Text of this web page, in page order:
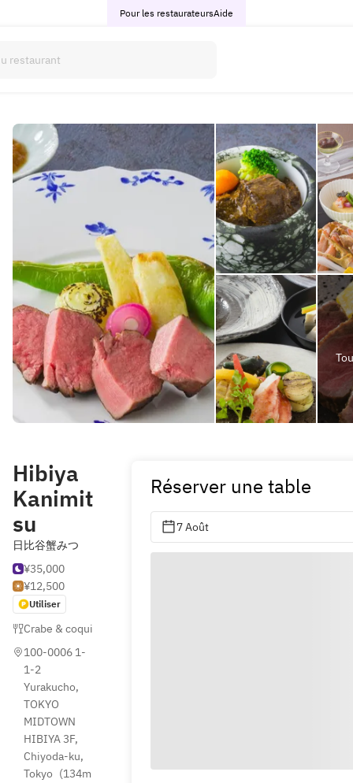
Pour les restaurateursAide
Hibiya
Kanimit
su
日比谷蟹みつ
¥35,000
¥12,500
Utiliser
Crabe & coquillages
100-0006 1-
1-2
Yurakucho,
TOKYO
MIDTOWN
HIBIYA 3F,
Chiyoda-ku,
Tokyo (134m
Réserver une table
7 Août